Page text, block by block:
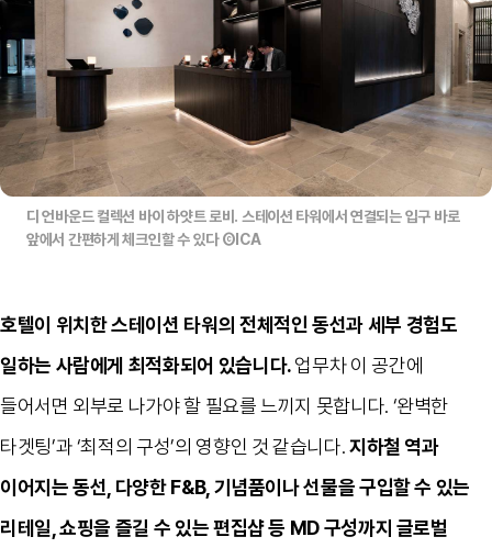
디 언바운드 컬렉션 바이 하얏트 로비. 스테이션 타워에서 연결되는 입구 바로
앞에서 간편하게 체크인할 수 있다 ⒸICA
호텔이 위치한 스테이션 타워의 전체적인 동선과 세부 경험도
일하는 사람에게 최적화되어 있습니다.업무차 이 공간에
들어서면 외부로 나가야 할 필요를 느끼지 못합니다. ‘완벽한
타겟팅’과‘최적의 구성’의 영향인 것 같습니다.지하철 역과
이어지는 동선 다양한F&B, 기념품이나 선물을 구입할 수 있는
리테일 ,쇼핑을 즐길 수 있는 편집샵 등 MD구성까지 글로벌